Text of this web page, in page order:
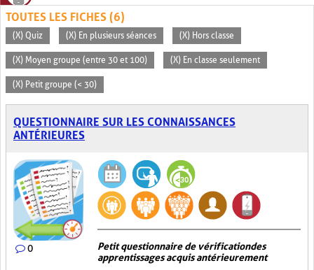
TOUTES LES FICHES (6)
(X) Quiz (X) En plusieurs séances (X) Hors classe
(X) Moyen groupe (entre 30 et 100) (X) En classe seulement
(X) Petit groupe (< 30)
QUESTIONNAIRE SUR LES CONNAISSANCES
ANTÉRIEURES
0
Petit questionnaire de vérification des
apprentissages acquis antérieurement